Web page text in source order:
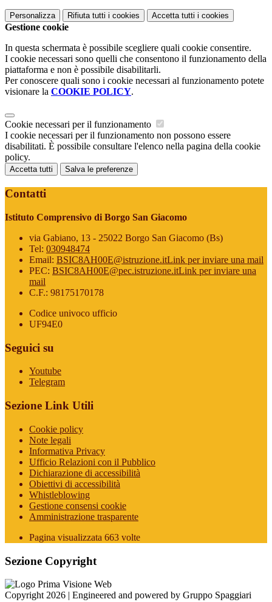
Personalizza Rifiuta tutti i cookies Accetta tutti i cookies
Gestione cookie
In questa schermata è possibile scegliere quali cookie consentire.
I cookie necessari sono quelli che consentono il funzionamento della
piattaforma e non è possibile disabilitarli.
Per conoscere quali sono i cookie necessari al funzionamento potete
visionare la COOKIE POLICY.
Cookie necessari per il funzionamento
I cookie necessari per il funzionamento non possono essere
disabilitati. È possibile consultare l'elenco nella pagina della cookie
policy.
Accetta tutti Salva le preferenze
Contatti
Istituto Comprensivo di Borgo San Giacomo
via Gabiano, 13 - 25022 Borgo San Giacomo (Bs)
Tel: 030948474
Email: BSIC8AH00E@istruzione.itLink per inviare una mail
PEC: BSIC8AH00E@pec.istruzione.itLink per inviare una
mail
C.F.: 98175170178
Codice univoco ufficio
UF94E0
Seguici su
Youtube
Telegram
Sezione Link Utili
Cookie policy
Note legali
Informativa Privacy
Ufficio Relazioni con il Pubblico
Dichiarazione di accessibilità
Obiettivi di accessibilità
Whistleblowing
Gestione consensi cookie
Amministrazione trasparente
Pagina visualizzata 663 volte
Sezione Copyright
Copyright 2026 | Engineered and powered by Gruppo Spaggiari